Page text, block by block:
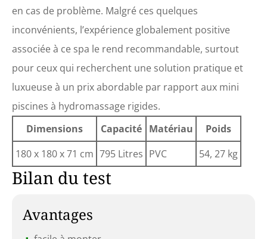
en cas de problème. Malgré ces quelques
inconvénients, l’expérience globalement positive
associée à ce spa le rend recommandable, surtout
pour ceux qui recherchent une solution pratique et
luxueuse à un prix abordable par rapport aux mini
piscines à hydromassage rigides.
Dimensions
Capacité Matériau
Poids
180 x 180 x 71 cm 795 Litres PVC 54, 27 kg
Bilan du test
Avantages